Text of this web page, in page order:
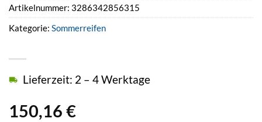
150,16 €
Lieferzeit: 2 – 4 Werktage
Artikelnummer: 3286342856315
Kategorie: Sommerreifen